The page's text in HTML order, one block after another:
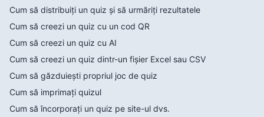
Cum să distribuiți un quiz și să urmăriți rezultatele
Cum să creezi un quiz cu un cod QR
Cum să creezi un quiz cu AI
Cum să creezi un quiz dintr-un fișier Excel sau CSV
Cum să găzduiești propriul joc de quiz
Cum să imprimați quizul
Cum să încorporați un quiz pe site-ul dvs.